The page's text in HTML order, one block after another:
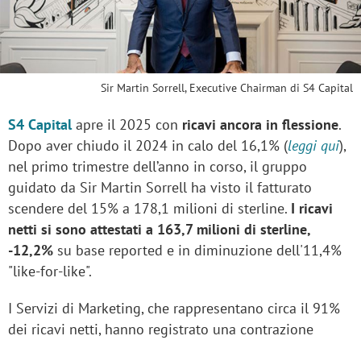
Sir Martin Sorrell, Executive Chairman di S4 Capital
S4 Capitalapre il 2025 con ricavi ancora in flessione.
Dopo aver chiudo il 2024 in calo del 16,1% (leggi qui),
nel primo trimestre dell’anno in corso, il gruppo
guidato da Sir Martin Sorrell ha visto il fatturato
scendere del 15% a 178,1 milioni di sterline. I ricavi
netti si sono attestati a 163,7 milioni di sterline,
-12,2% su base reported e in diminuzione dell'11,4%
"like-for-like".
I Servizi di Marketing, che rappresentano circa il 91%
dei ricavi netti, hanno registrato una contrazione